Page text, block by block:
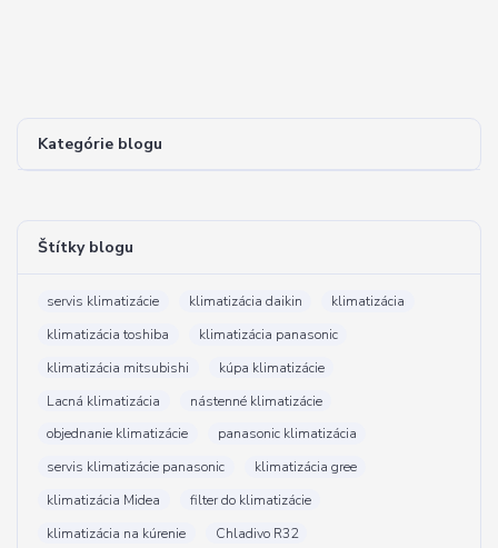
Kategórie blogu
Štítky blogu
servis klimatizácie klimatizácia daikin
klimatizácia
klimatizácia toshiba
klimatizácia panasonic
klimatizácia mitsubishi
kúpa klimatizácie
Lacná klimatizácia
nástenné klimatizácie
objednanie klimatizácie
panasonic klimatizácia
servis klimatizácie panasonic
klimatizácia gree
klimatizácia Midea
filter do klimatizácie
klimatizácia na kúrenie
Chladivo R32